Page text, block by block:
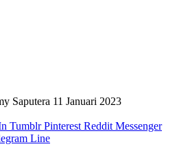
Saputera 11 Januari 2023
Tumblr Pinterest Reddit Messenger
Line